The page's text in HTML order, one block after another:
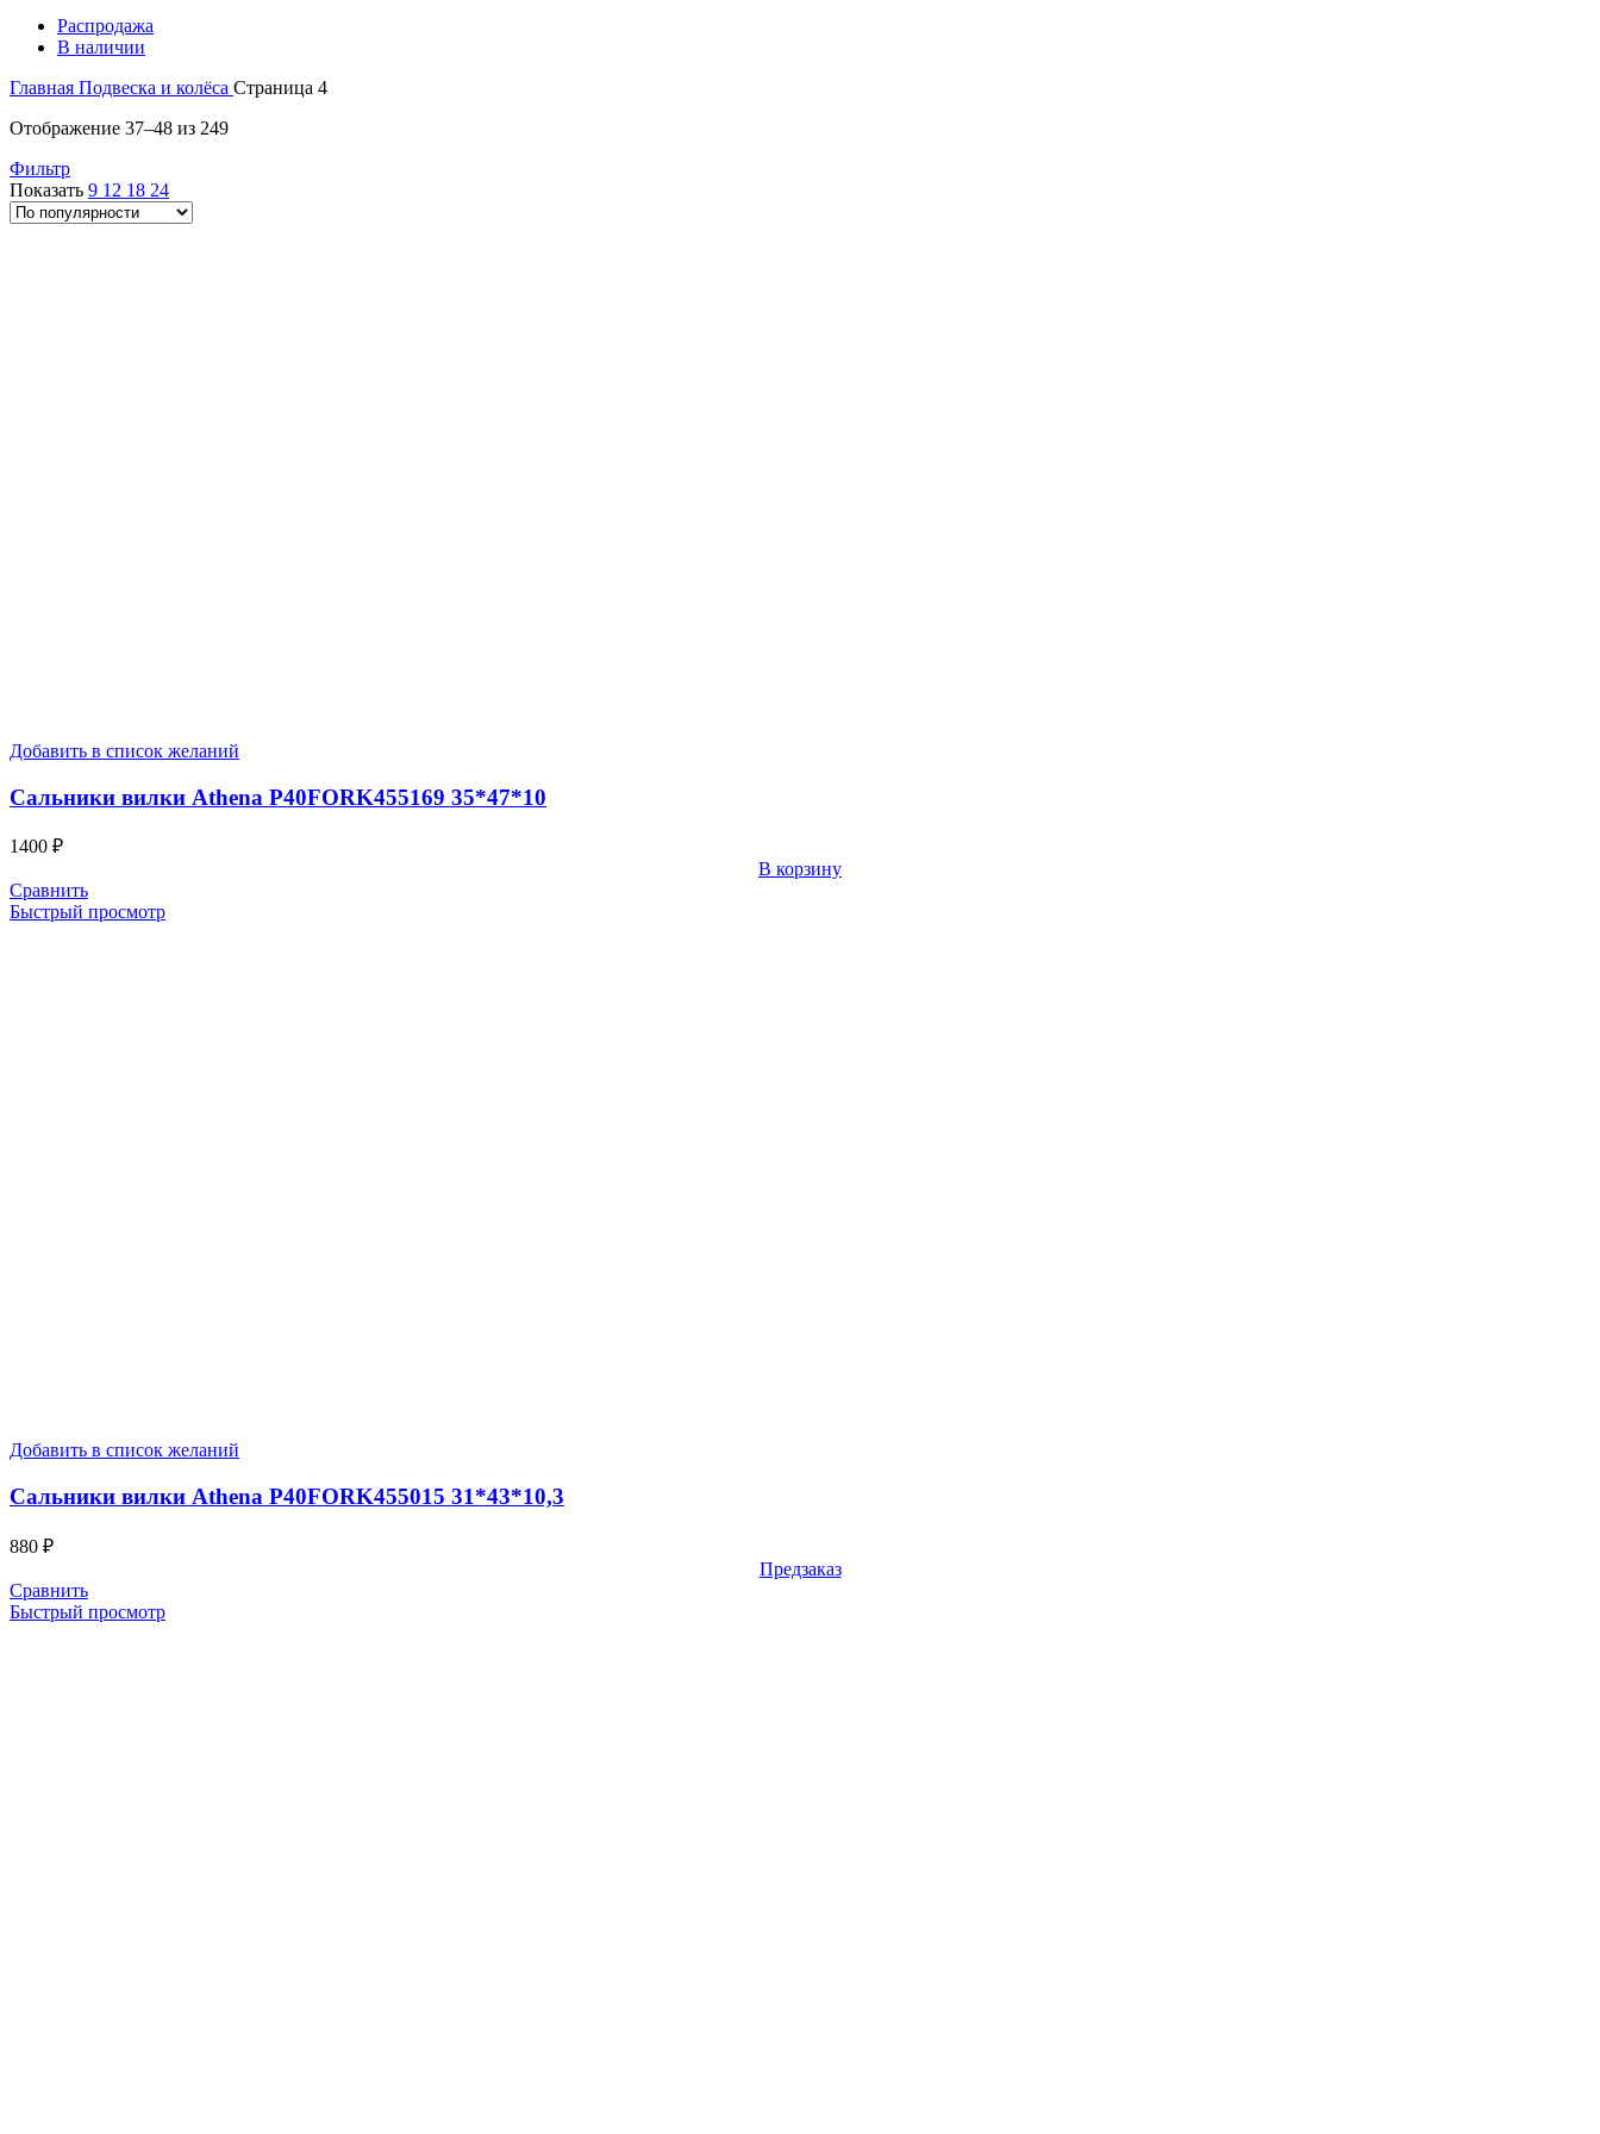
Распродажа
В наличии
Главная Подвеска и колёса Страница 4
Отображение 37–48 из 249Сортировка:
Фильтр
Показать 9 12 18 24
Добавить в список желаний
Сальники вилки Athena P40FORK455169 35*47*10
1400 ₽
В корзину
Сравнить
Быстрый просмотр
Добавить в список желаний
Сальники вилки Athena P40FORK455015 31*43*10,3
880 ₽
Предзаказ
Сравнить
Быстрый просмотр